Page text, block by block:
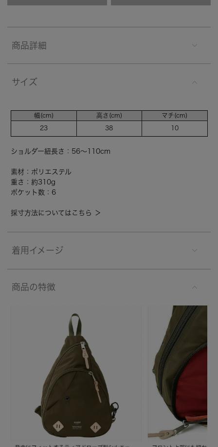
商品詳細
サイズ
幅(cm)
23
高さ(cm)
38
マチ(cm)
10
ショルダー紐長さ：56～110cm
素材：ポリエステル
重さ：約310g
ポケット数：6
採寸方法についてはこちら ＞
着用イメージ
商品の特徴